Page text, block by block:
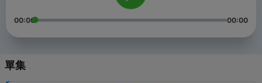
＊2019年「必聴Podcast もっっとも聞かれた新番組」のひとつ
に選んでいただきました
ます
＊＊＊＊＊＊＊＊＊＊＊＊＊＊＊＊＊＊＊＊＊＊＊＊
00:00 00:00
單集